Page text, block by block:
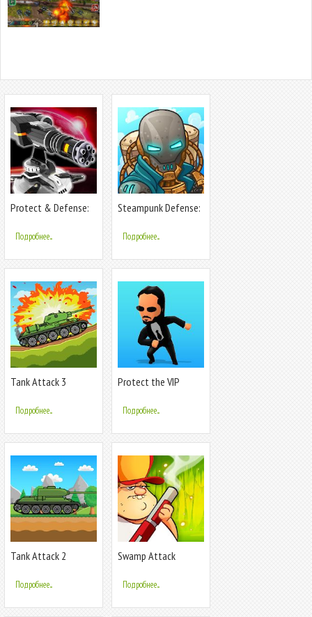
Protect & Defense:
Подробнее...
Steampunk Defense:
Подробнее...
Tank Attack 3
Подробнее...
Protect the VIP
Подробнее...
Tank Attack 2
Подробнее...
Swamp Attack
Подробнее...